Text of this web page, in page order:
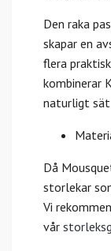
Den raka
skapar en
flera
kombinerar
naturligt
Då
storlekar
Vi
vår